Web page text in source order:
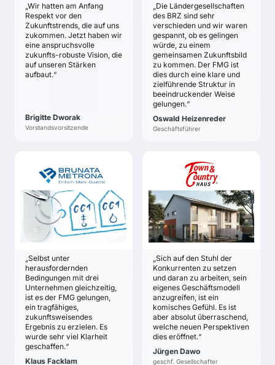
„Wir hatten am Anfang
Respekt vor den
Zukunftstrends, die auf uns
zukommen. Jetzt haben wir
eine anspruchsvolle
zukunfts-robuste Vision, die
auf unseren Stärken
aufbaut.“
Brigitte Dworak
Vorstandsvorsitzende
Messtechnik AG
relevanten Märkte.
Klare Ankerpunkte für
die solide Entwicklung
der Zukunftsstrategie.
Klarheit über die
und Mission und ein
zukunftsrobustes
„Die Ländergesellschaften
des BRZ sind sehr
verschieden und wir waren
gespannt, ob es gelingen
würde, zu einem
gemeinsamen Zukunftsbild
zu kommen. Der FMG ist
dies durch eine klare und
zielführende Struktur in
beeindruckender Weise
gelungen.“
Oswald Heizenreder
Geschäftsführer
internationalen BRZ-
Gruppe bis zum Jahr
2025.
„Selbst unter
herausfordernden
Bedingungen mit drei
Unternehmen gleichzeitig,
ist es der FMG gelungen,
ein tragfähiges,
zukunftsweisendes
Ergebnis zu erzielen. Es
wurde sehr viel Klarheit
geschaffen.“
Klaus Facklam
BRUNATA-GRUPPE
Klaus Facklam
ZIELE
Vom Management-
Team der Gruppe
getragener Input für die
Klare Ankerpunkte für
die solide Entwicklung
der Zukunftsstrategie
Klarheit über die
möglichen Treiber der
Veränderungen
Sicherheit und
Zuversicht, dass der
richtige Weg
„Sich auf den Stuhl der
Konkurrenten zu setzen
und daran zu arbeiten, sein
eigenes Geschäftsmodell
anzugreifen, ist ein
komisches Gefühl. Es ist
aber absolut überraschend,
welche neuen Perspektiven
dies eröffnet.“
Jürgen Dawo
geschf. Gesellschafter
TOWN & COUNTRY
Jürgen Dawo
ZIELE
Die gemeinsame
Strategie der
Partner soll erarbeitet
werden.
Mithilfe eines
Wargames klare
Bedrohungen und
Chancen in den Blick
nehmen.
erarbeiten, um Vision